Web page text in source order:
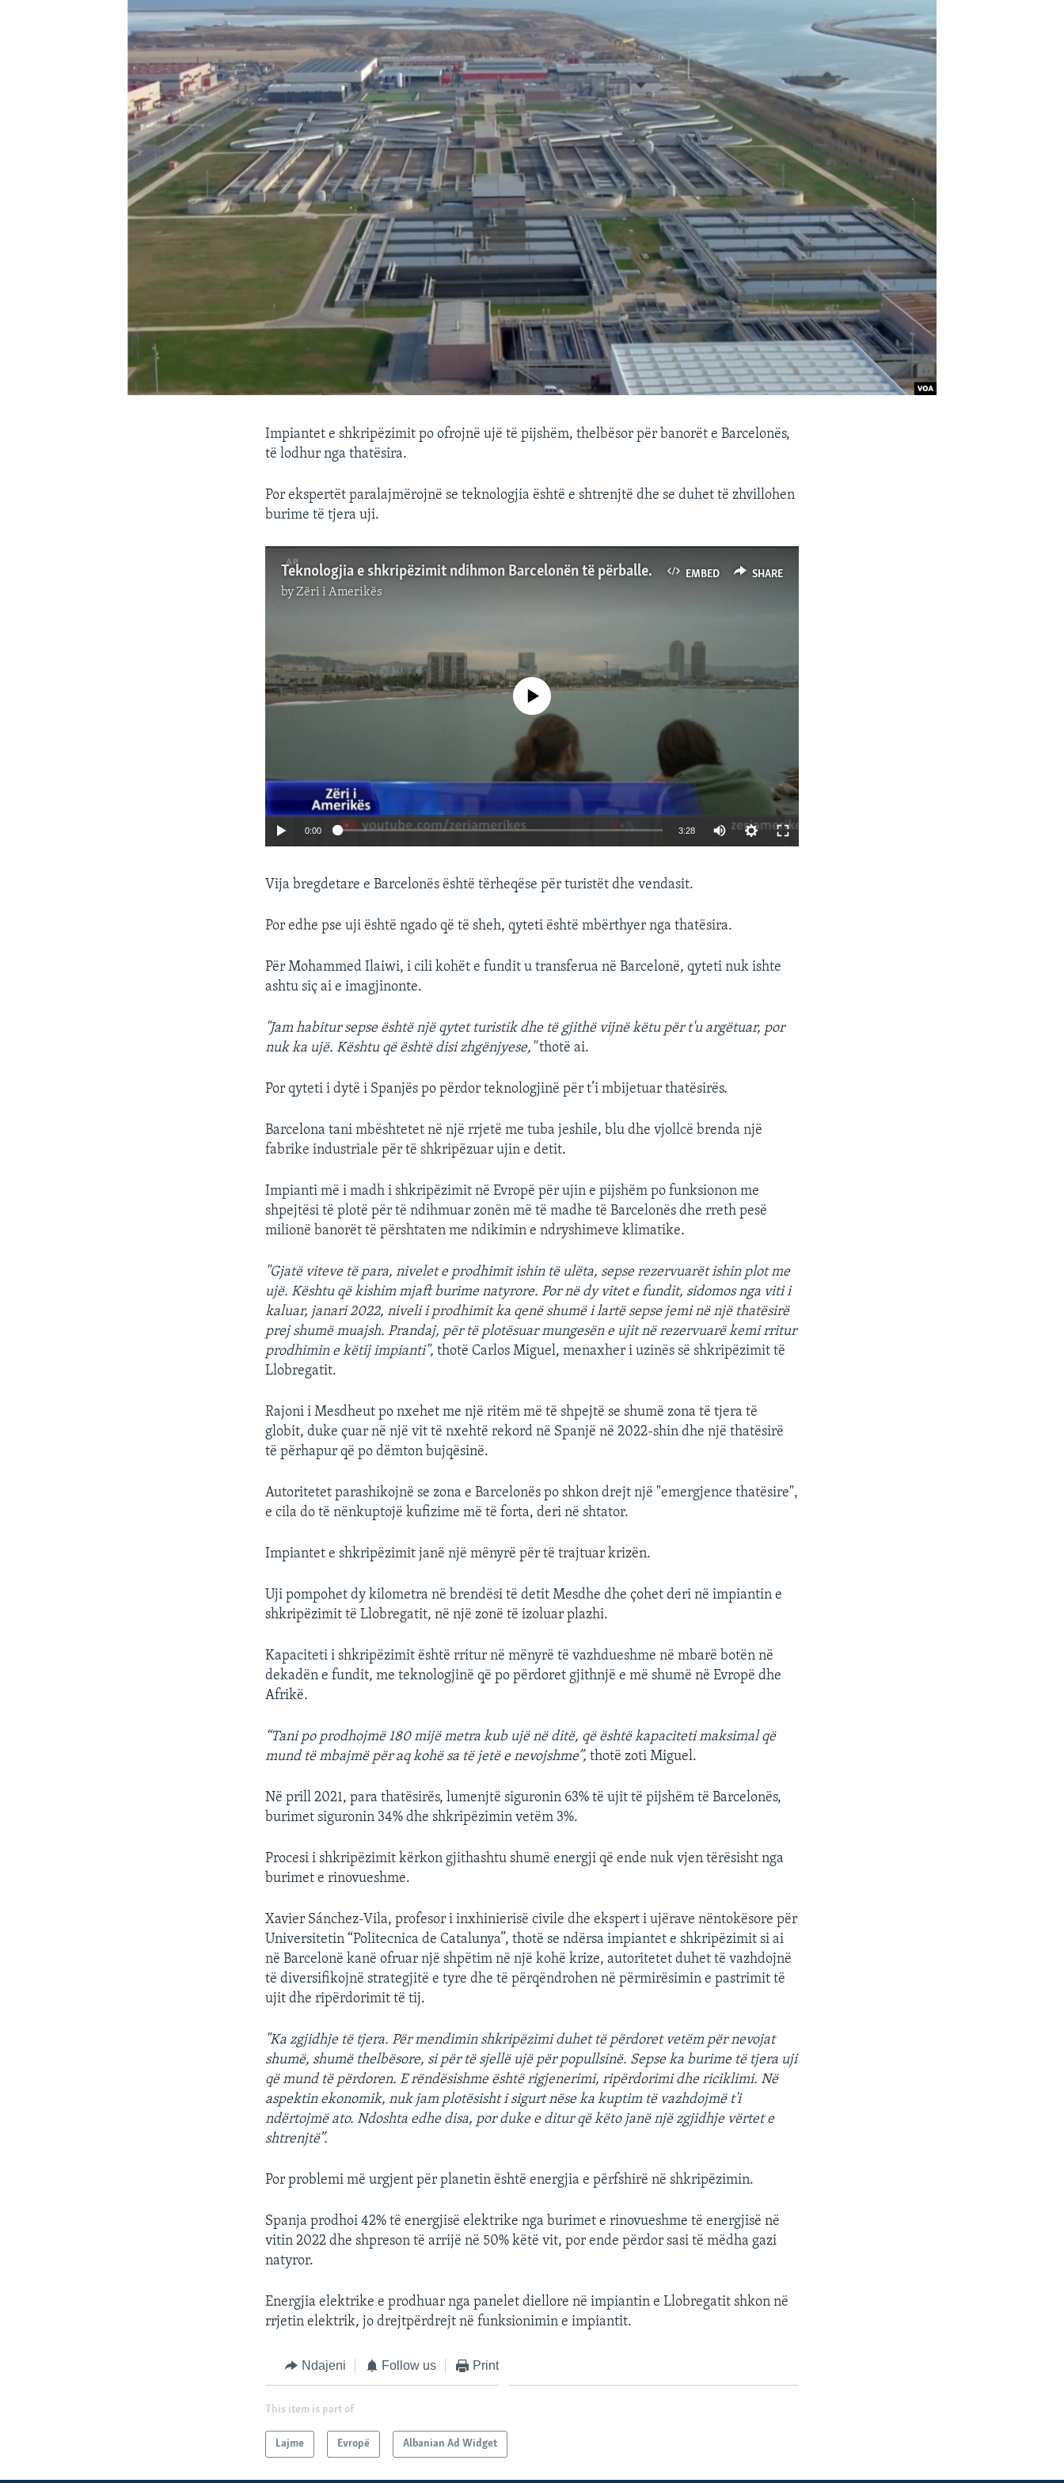
Impiantet e shkripëzimit po ofrojnë ujë të pijshëm, thelbësor për banorët e Barcelonës,
të lodhur nga thatësira.
Por ekspertët paralajmërojnë se teknologjia është e shtrenjtë dhe se duhet të zhvillohen
burime të tjera uji.
EMBED SHARE
Teknologjia e shkripëzimit ndihmon Barcelonën të përballet me thatësirën
byZëri i Amerikës
EMBED
No media source currently available
0:00 3:28
Vija bregdetare e Barcelonës është tërheqëse për turistët dhe vendasit.
Por edhe pse uji është ngado që të sheh, qyteti është mbërthyer nga thatësira.
Për Mohammed Ilaiwi, i cili kohët e fundit u transferua në Barcelonë, qyteti nuk ishte
ashtu siç ai e imagjinonte.
"Jam habitur sepse është një qytet turistik dhe të gjithë vijnë këtu për t'u argëtuar, por
nuk ka ujë. Kështu që është disi zhgënjyese,"thotë ai.
Por qyteti i dytë i Spanjës po përdor teknologjinë për t’i mbijetuar thatësirës.
Barcelona tani mbështetet në një rrjetë me tuba jeshile, blu dhe vjollcë brenda një
fabrike industriale për të shkripëzuar ujin e detit.
Impianti më i madh i shkripëzimit në Evropë për ujin e pijshëm po funksionon me
shpejtësi të plotë për të ndihmuar zonën më të madhe të Barcelonës dhe rreth pesë
milionë banorët të përshtaten me ndikimin e ndryshimeve klimatike.
"Gjatë viteve të para, nivelet e prodhimit ishin të ulëta, sepse rezervuarët ishin plot me
ujë. Kështu që kishim mjaft burime natyrore. Por në dy vitet e fundit, sidomos nga viti i
kaluar, janari 2022, niveli i prodhimit ka qenë shumë i lartë sepse jemi në një thatësirë
prej shumë muajsh. Prandaj, për të plotësuar mungesën e ujit në rezervuarë kemi rritur
prodhimin e këtij impianti", thotë Carlos Miguel, menaxher i uzinës së shkripëzimit të
Llobregatit.
Rajoni i Mesdheut po nxehet me një ritëm më të shpejtë se shumë zona të tjera të
globit, duke çuar në një vit të nxehtë rekord në Spanjë në 2022-shin dhe një thatësirë
të përhapur që po dëmton bujqësinë.
Autoritetet parashikojnë se zona e Barcelonës po shkon drejt një "emergjence thatësire",
e cila do të nënkuptojë kufizime më të forta, deri në shtator.
Impiantet e shkripëzimit janë një mënyrë për të trajtuar krizën.
Uji pompohet dy kilometra në brendësi të detit Mesdhe dhe çohet deri në impiantin e
shkripëzimit të Llobregatit, në një zonë të izoluar plazhi.
Kapaciteti i shkripëzimit është rritur në mënyrë të vazhdueshme në mbarë botën në
dekadën e fundit, me teknologjinë që po përdoret gjithnjë e më shumë në Evropë dhe
Afrikë.
“Tani po prodhojmë 180 mijë metra kub ujë në ditë, që është kapaciteti maksimal që
mund të mbajmë për aq kohë sa të jetë e nevojshme”,thotë zoti Miguel.
Në prill 2021, para thatësirës, lumenjtë siguronin 63% të ujit të pijshëm të Barcelonës,
burimet siguronin 34% dhe shkripëzimin vetëm 3%.
Procesi i shkripëzimit kërkon gjithashtu shumë energji që ende nuk vjen tërësisht nga
burimet e rinovueshme.
Xavier Sánchez-Vila, profesor i inxhinierisë civile dhe ekspert i ujërave nëntokësore për
Universitetin “Politecnica de Catalunya”, thotë se ndërsa impiantet e shkripëzimit si ai
në Barcelonë kanë ofruar një shpëtim në një kohë krize, autoritetet duhet të vazhdojnë
të diversifikojnë strategjitë e tyre dhe të përqëndrohen në përmirësimin e pastrimit të
ujit dhe ripërdorimit të tij.
"Ka zgjidhje të tjera. Për mendimin shkripëzimi duhet të përdoret vetëm për nevojat
shumë, shumë thelbësore, si për të sjellë ujë për popullsinë. Sepse ka burime të tjera uji
që mund të përdoren. E rëndësishme është rigjenerimi, ripërdorimi dhe riciklimi. Në
aspektin ekonomik, nuk jam plotësisht i sigurt nëse ka kuptim të vazhdojmë t'i
ndërtojmë ato. Ndoshta edhe disa, por duke e ditur që këto janë një zgjidhje vërtet e
shtrenjtë”.
Por problemi më urgjent për planetin është energjia e përfshirë në shkripëzimin.
Spanja prodhoi 42% të energjisë elektrike nga burimet e rinovueshme të energjisë në
vitin 2022 dhe shpreson të arrijë në 50% këtë vit, por ende përdor sasi të mëdha gazi
natyror.
Energjia elektrike e prodhuar nga panelet diellore në impiantin e Llobregatit shkon në
rrjetin elektrik, jo drejtpërdrejt në funksionimin e impiantit.
Ndajeni Follow us Print
This item is part of
Lajme Evropë Albanian Ad Widget